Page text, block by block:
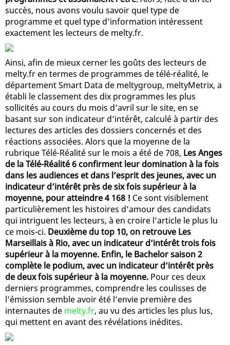
succès, nous avons voulu savoir quel type de
programme et quel type d’information intéressent
exactement les lecteurs de melty.fr.
Ainsi, afin de mieux cerner les goûts des lecteurs de
melty.fr en termes de programmes de télé-réalité, le
département Smart Data de meltygroup, meltyMetrix, a
établi le classement des dix programmes les plus
sollicités au cours du mois d’avril sur le site, en se
basant sur son indicateur d’intérêt, calculé à partir des
lectures des articles des dossiers concernés et des
réactions associées. Alors que la moyenne de la
rubrique Télé-Réalité sur le mois a été de 708, Les Anges
de la Télé-Réalité 6 confirment leur domination à la fois
dans les audiences et dans l’esprit des jeunes, avec un
indicateur d’intérêt près de six fois supérieur à la
moyenne, pour atteindre 4 168 ! Ce sont visiblement
particulièrement les histoires d’amour des candidats
qui intriguent les lecteurs, à en croire l’article le plus lu
ce mois-ci. Deuxième du top 10, on retrouve Les
Marseillais à Rio, avec un indicateur d’intérêt trois fois
supérieur à la moyenne. Enfin, le Bachelor saison 2
complète le podium, avec un indicateur d’intérêt près
de deux fois supérieur à la moyenne. Pour ces deux
derniers programmes, comprendre les coulisses de
l’émission semble avoir été l’envie première des
internautes de melty.fr, au vu des articles les plus lus,
qui mettent en avant des révélations inédites.